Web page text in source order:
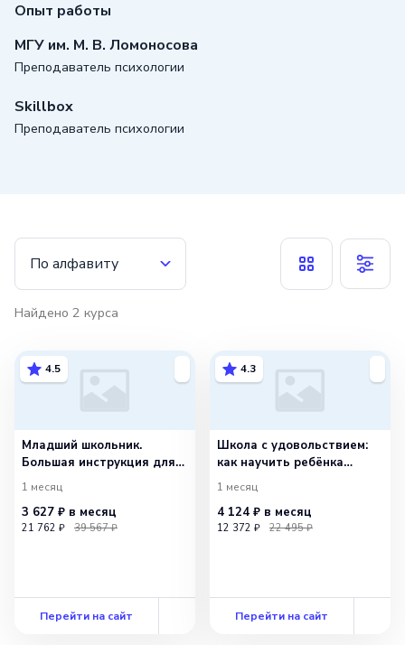
Опыт работы
МГУ им. М. В. Ломоносова
Преподаватель психологии
Skillbox
Преподаватель психологии
По алфавиту
Найдено 2 курса
4.5
Младший школьник.
Большая инструкция для
родителей
1 месяц
3 627 ₽ в месяц
21 762 ₽ 39 567 ₽
Перейти на сайт
4.3
Школа с удовольствием:
как научить ребёнка
учиться
1 месяц
4 124 ₽ в месяц
12 372 ₽ 22 495 ₽
Перейти на сайт